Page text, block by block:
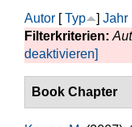
Autor [Typ ] Jahr
Filterkriterien:
deaktivieren]
Book Chapter